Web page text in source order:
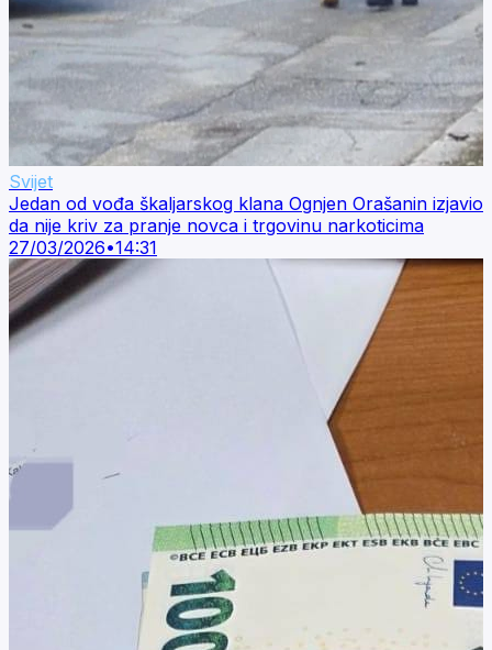
Svijet
Jedan od vođa škaljarskog klana Ognjen Orašanin izjavio
da nije kriv za pranje novca i trgovinu narkoticima
27/03/2026•14:31